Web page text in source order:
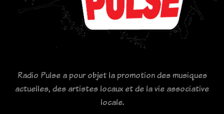
Radio Pulse a pour objet la promotion des musiques
actuelles, des artistes locaux et de la vie associative
locale.